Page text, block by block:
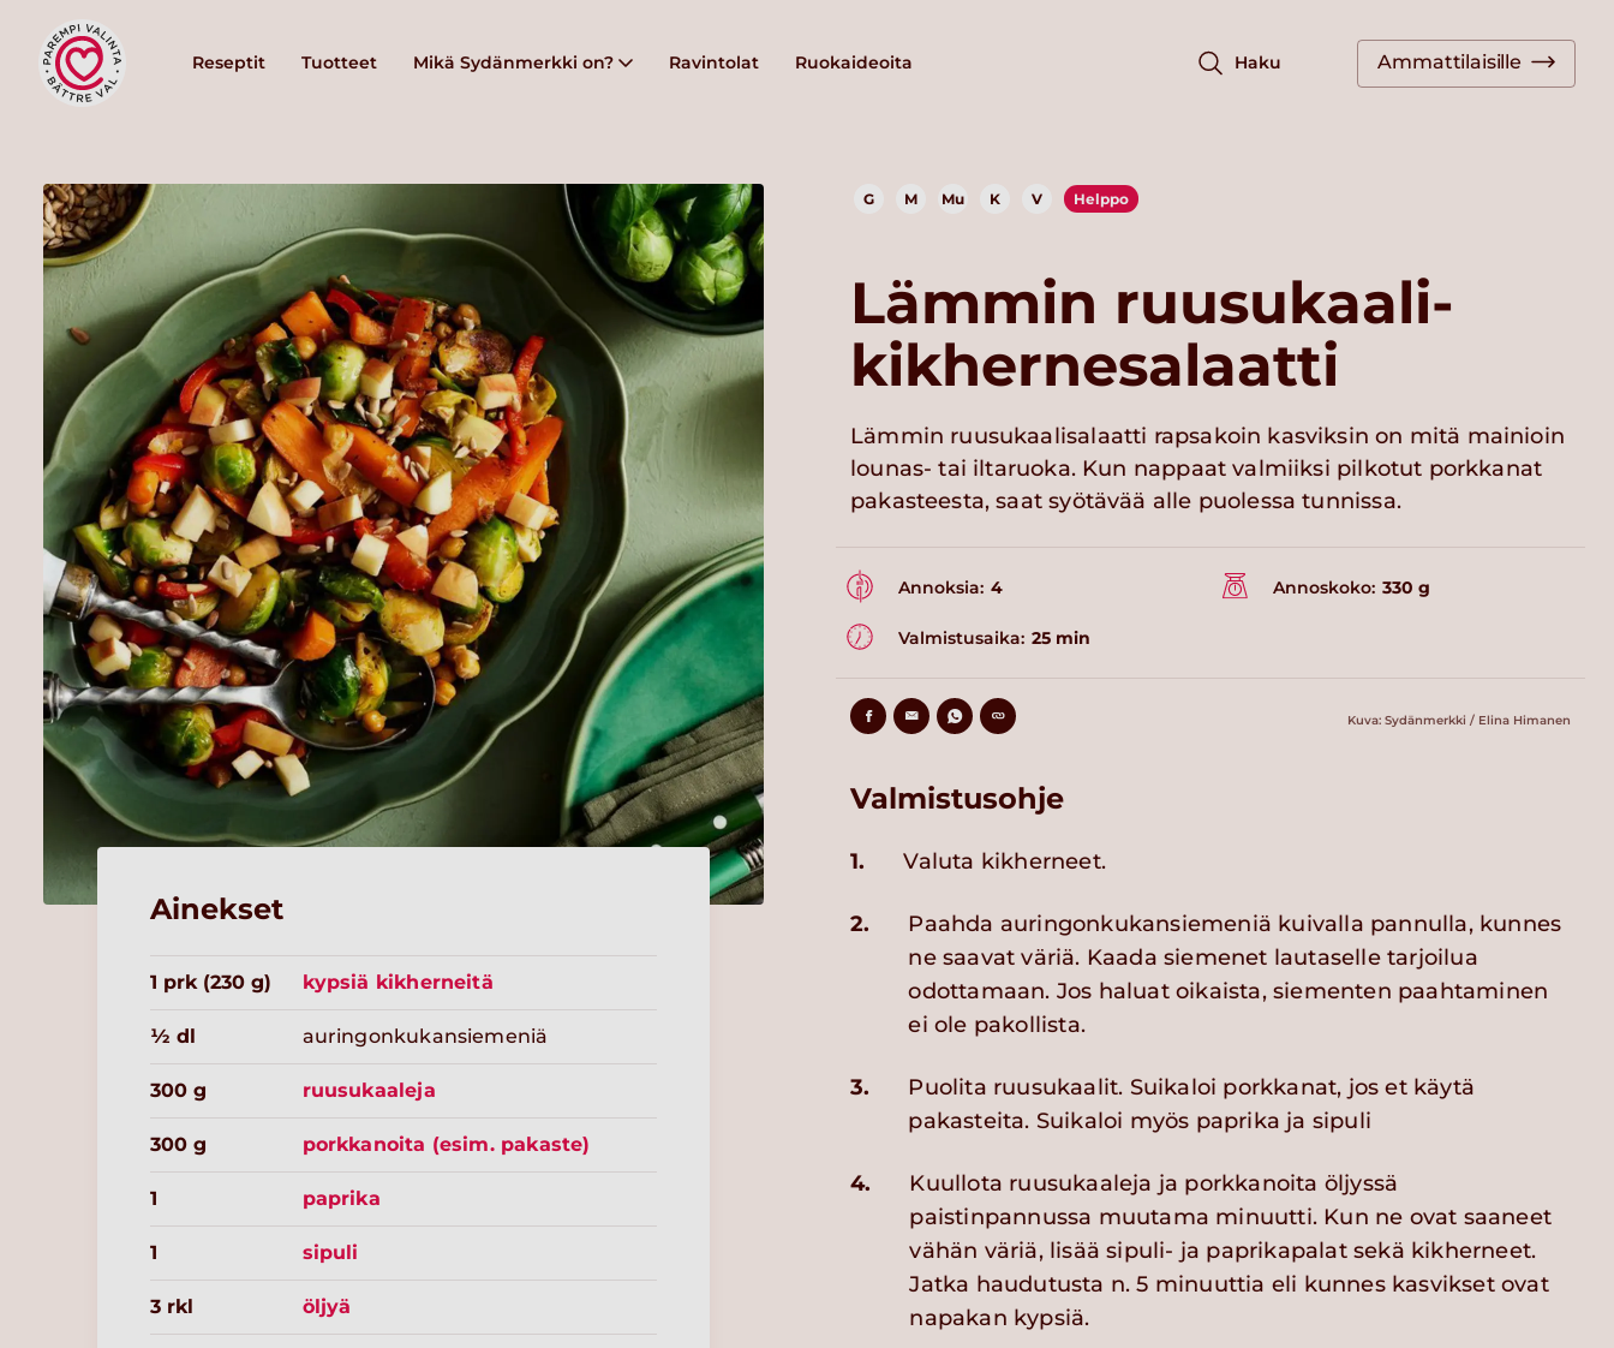
Reseptit Tuotteet Mikä Sydänmerkki on? Ravintolat Ruokaideoita Haku Ammattilaisille
Ainekset
1 prk (230 g) kypsiä kikherneitä
½ dl auringonkukansiemeniä
300 g ruusukaaleja
300 g porkkanoita (esim. pakaste)
1 paprika
1 sipuli
3 rkl öljyä
G M Mu K V Helppo
Lämmin ruusukaali-
kikhernesalaatti
Lämmin ruusukaalisalaatti rapsakoin kasviksin on mitä mainioin
lounas- tai iltaruoka. Kun nappaat valmiiksi pilkotut porkkanat
pakasteesta, saat syötävää alle puolessa tunnissa.
Annoksia: 4 Annoskoko: 330 g
Valmistusaika: 25 min
Kuva: Sydänmerkki / Elina Himanen
Valmistusohje
1. Valuta kikherneet.
2.
Paahda auringonkukansiemeniä kuivalla pannulla, kunnes
ne saavat väriä. Kaada siemenet lautaselle tarjoilua
odottamaan. Jos haluat oikaista, siementen paahtaminen
ei ole pakollista.
3.
Puolita ruusukaalit. Suikaloi porkkanat, jos et käytä
pakasteita. Suikaloi myös paprika ja sipuli
4.
Kuullota ruusukaaleja ja porkkanoita öljyssä
paistinpannussa muutama minuutti. Kun ne ovat saaneet
vähän väriä, lisää sipuli- ja paprikapalat sekä kikherneet.
Jatka haudutusta n. 5 minuuttia eli kunnes kasvikset ovat
napakan kypsiä.